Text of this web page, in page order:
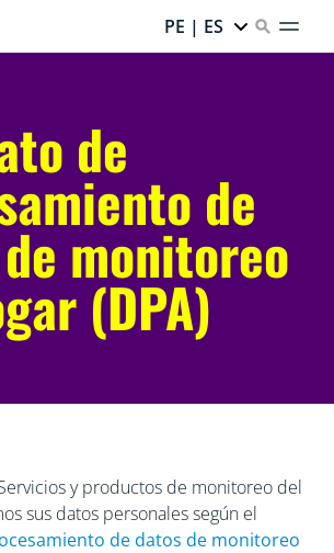
PE | ES
de
de
monitoreo
(DPA)
y productos de monitoreo del
sus datos personales según el
de datos de monitoreo